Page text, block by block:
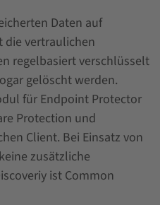
Daten auf
die vertraulichen
regelbasiert verschlüsselt
gelöscht werden.
für Endpoint Protector
Protection und
Client. Bei Einsatz von
zusätzliche
ist Common